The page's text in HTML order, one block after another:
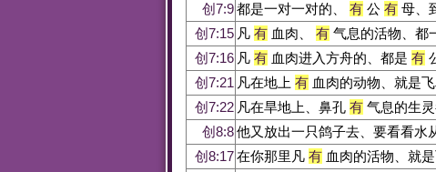
创7:9都是一对一对的、 有 公 有 母、
创7:15 凡 有 血肉、 有 气息的活物、都
创7:16 凡 有 血肉进入方舟的、都是 有
创7:21 凡在地上 有 血肉的动物、就是
创7:22 凡在旱地上、鼻孔 有 气息的生灵
创8:8他又放出一只鸽子去、要看看水
创8:17在你那里凡 有 血肉的活物、就